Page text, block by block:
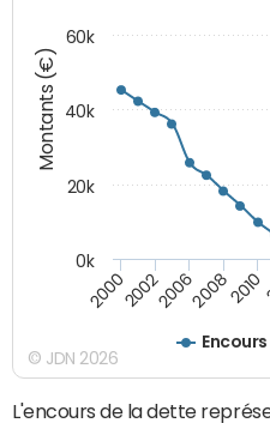
Montants (€)
20002002200620082010
0k
20k
40k
60k
© JDN 2026
L'encours de la dette